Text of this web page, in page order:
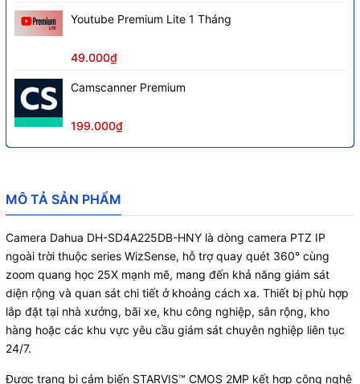
ngày đêm(ICR), tự động cân bằng trắng
Phần mềm sử dụng
Tầm xa hồng ngoại
Chống
Điện áp
12 VDC/2 A ± 10%, PoE+ , công suất
11W, 20W (IR on)
Youtube Premium Lite 1 Tháng
49.000₫
Camscanner Premium
199.000₫
MÔ TẢ SẢN PHẨM
Camera Dahua DH-SD4A225DB-HNY là dòng camera PTZ IP
ngoài trời thuộc series WizSense, hỗ trợ quay quét 360° cùng
zoom quang học 25X mạnh mẽ, mang đến khả năng giám sát
diện rộng và quan sát chi tiết ở khoảng cách xa. Thiết bị phù hợp
lắp đặt tại nhà xưởng, bãi xe, khu công nghiệp, sân rộng, kho
hàng hoặc các khu vực yêu cầu giám sát chuyên nghiệp liên tục
24/7.
Được trang bị cảm biến STARVIS™ CMOS 2MP kết hợp công nghệ